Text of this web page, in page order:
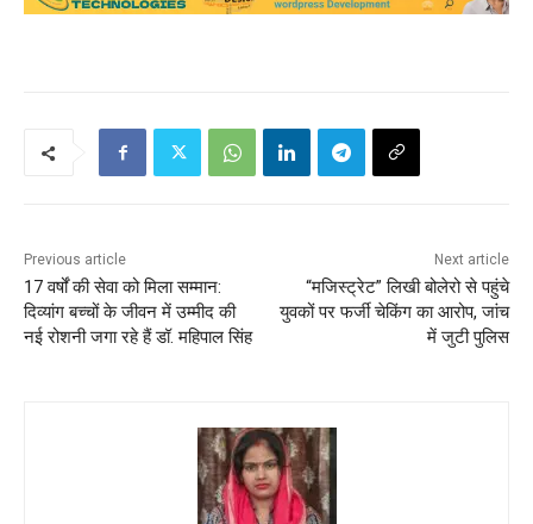
Previous article
17 वर्षों की सेवा को मिला सम्मान:
दिव्यांग बच्चों के जीवन में उम्मीद की
नई रोशनी जगा रहे हैं डॉ. महिपाल सिंह
Next article
“मजिस्ट्रेट” लिखी बोलेरो से पहुंचे
युवकों पर फर्जी चेकिंग का आरोप, जांच
में जुटी पुलिस